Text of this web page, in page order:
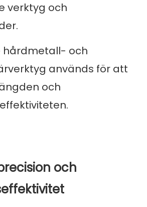
verktyg och
hårdmetall- och
används för att
och
och